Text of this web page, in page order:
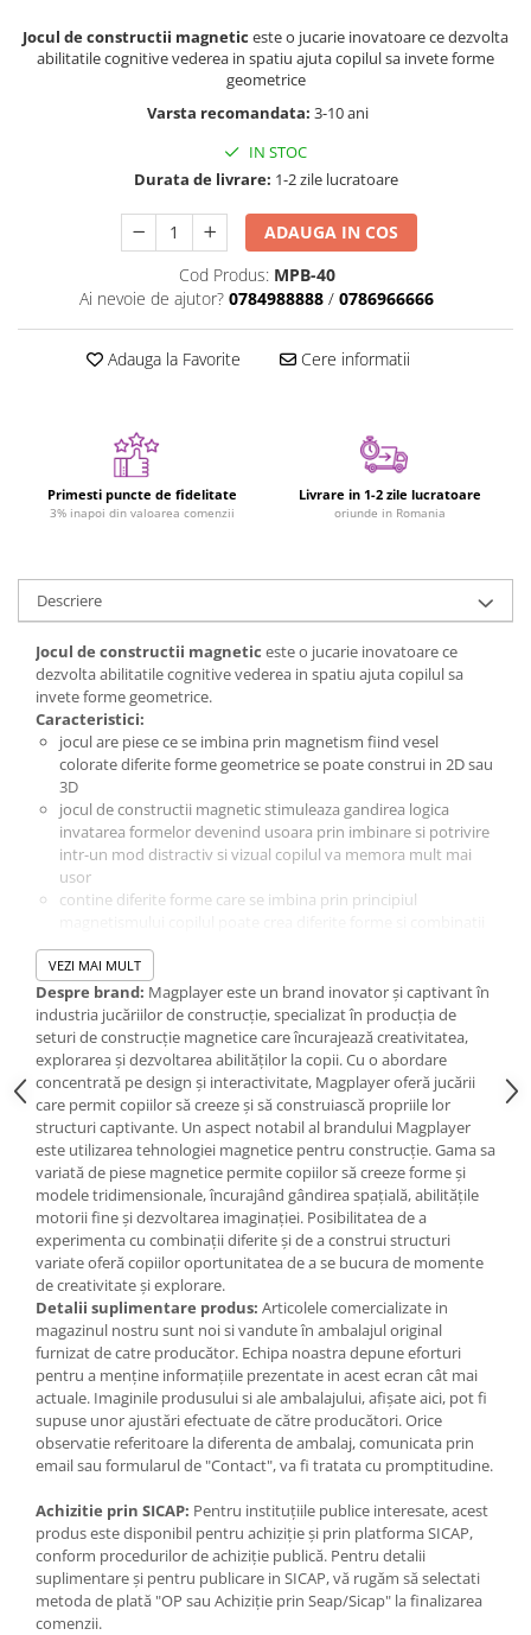
Bucatarii pentru copii
Banc de lucru pentru copii
Costum Halloween Copii
Papusi si Bebelusi Reborn
Animale de jucarie
Figurine cu animale domestice
Figurine plus
Nevoi speciale si sindrom Down
Jucarii cu alfabet
Jucarii cu cifre
Jucarii de motricitate
Jucarii fructe si legume
Puzzle-uri
Puzzle clasic
Puzzle incastru
Puzzle de podea
IQ puzzle
Jucarii bebelusi
Jucarii de baie
Zornaitoare
Jucarii senzoriale
Jucarii motrice pentru bebelusi
Saltele de activitati pentru bebe
Jucarii de sortat
Jucarii muzicale bebelusi
Puzzle bebelusi
Jocuri educative
Jocuri STEM
Jocuri Magnetice
Jocuri de societate
Jocuri de logica
Jocuri de memorie
Jocuri cu litere
Jocuri cu numere
Jocuri de indemanare
Jocuri de carti
Jocuri interactive
Jocuri de podea
Carti pe alese
Carti pentru copii 1 an
Jocul de constructii magnetic este o jucarie inovatoare ce dezvolta
abilitatile cognitive vederea in spatiu ajuta copilul sa invete forme
geometrice
Varsta recomandata: 3-10 ani
IN STOC
Durata de livrare: 1-2 zile lucratoare
ADAUGA IN COS
Cod Produs: MPB-40
Ai nevoie de ajutor? 0784988888 / 0786966666
Adauga la Favorite Cere informatii
Primesti puncte de fidelitate
3% inapoi din valoarea comenzii
Livrare in 1-2 zile lucratoare
oriunde in Romania
Descriere
Jocul de constructii magnetic este o jucarie inovatoare ce
dezvolta abilitatile cognitive vederea in spatiu ajuta copilul sa
invete forme geometrice.
Caracteristici:
jocul are piese ce se imbina prin magnetism fiind vesel
colorate diferite forme geometrice se poate construi in 2D sau
3D
jocul de constructii magnetic stimuleaza gandirea logica
invatarea formelor devenind usoara prin imbinare si potrivire
intr-un mod distractiv si vizual copilul va memora mult mai
usor
contine diferite forme care se imbina prin principiul
dupa propria imaginatie
Setul include 40 piese:
12 x triunghi
22 x patrat
2 x hexagoan
2 x dreptunghi
2 x roata dubla
Dimensiuni:388 Ã‘€¦ 285 Ã‘€¦ 84 cm
Varsta recomandata: 3 - 10 ani
Atentie!Aceasta jucarie contine magneti sau componenete
magnetice. Magnetii care se lipesc unul de celalalt sau se ataseaza
de un obiect metalic in interiorul corpului uman pot provoca
accidente grave sau mortale. Cereti imediat asistenta medicala in
cazul in care magnetii sunt inghititi sau inhalati. Contraindicat
copiilor mai mici de 3 ani. Jucaria/produsul poate contine piese
mici care se pot inghiti sau inhala existand pericolul de sufocare
sau nu este potrivita copiilor mai mici de 3 ani. Nu lasati
ambalajele jucariilor/produselor la indemana copiilor. Indepartati
orice ambalaj al jucariei/produsului inainte de a da
jucaria/produsul copilului. Va rugam sa supravegheati copilul in
timp ce se joaca/foloseste acest produs. Pastrati instructiunile si
etichetele pentru referinte viitoare. Pastrati jucaria/produsul
departe de foc feriti jucaria/produsul de temperaturi ridicate si
umiditate.
dispozitie de catre producator. Imaginile disponibile au caracter
orientativ si informativ. Nuanta, tonul si intensitatea culorii din
pozele produsului pot varia in functie de ecranul de pe care se
vizualizeaza magazinul online.
VEZI MAI MULT
Despre brand: Magplayer este un brand inovator și captivant în
industria jucăriilor de construcție, specializat în producția de
seturi de construcție magnetice care încurajează creativitatea,
explorarea și dezvoltarea abilităților la copii. Cu o abordare
concentrată pe design și interactivitate, Magplayer oferă jucării
care permit copiilor să creeze și să construiască propriile lor
structuri captivante. Un aspect notabil al brandului Magplayer
este utilizarea tehnologiei magnetice pentru construcție. Gama sa
variată de piese magnetice permite copiilor să creeze forme și
modele tridimensionale, încurajând gândirea spațială, abilitățile
motorii fine și dezvoltarea imaginației. Posibilitatea de a
experimenta cu combinații diferite și de a construi structuri
variate oferă copiilor oportunitatea de a se bucura de momente
de creativitate și explorare.
Detalii suplimentare produs: Articolele comercializate in
magazinul nostru sunt noi si vandute în ambalajul original
furnizat de catre producător. Echipa noastra depune eforturi
pentru a menține informațiile prezentate in acest ecran cât mai
actuale. Imaginile produsului si ale ambalajului, afișate aici, pot fi
supuse unor ajustări efectuate de către producători. Orice
observatie referitoare la diferenta de ambalaj, comunicata prin
email sau formularul de "Contact", va fi tratata cu promptitudine.
Achizitie prin SICAP: Pentru instituțiile publice interesate, acest
produs este disponibil pentru achiziție și prin platforma SICAP,
conform procedurilor de achiziție publică. Pentru detalii
suplimentare și pentru publicare in SICAP, vă rugăm să selectati
metoda de plată "OP sau Achiziție prin Seap/Sicap" la finalizarea
comenzii.